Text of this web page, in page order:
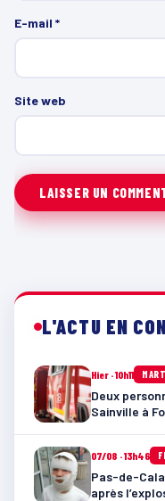
E-mail *
Site web
L'ACTU EN
Hier · 10h11
Deux
Sainville à
07/08 · 13h46
Pas-de-
après